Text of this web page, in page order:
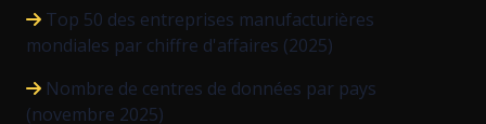
Top 50 des entreprises manufacturières
mondiales par chiffre d'affaires (2025)
Nombre de centres de données par pays
(novembre 2025)